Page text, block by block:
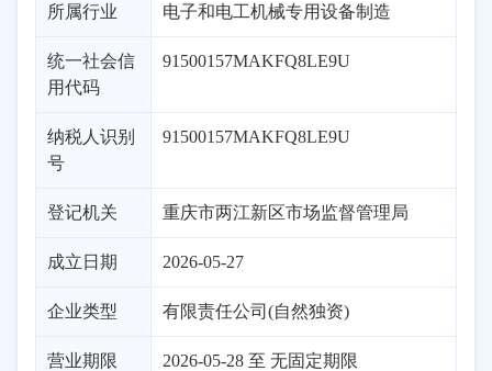
所属行业 电子和电工机械专用设备制造
统一社会信
用代码
91500157MAKFQ8LE9U
纳税人识别
号
91500157MAKFQ8LE9U
登记机关 重庆市两江新区市场监督管理局
成立日期 2026-05-27
企业类型 有限责任公司(自然独资)
营业期限 2026-05-28 至 无固定期限